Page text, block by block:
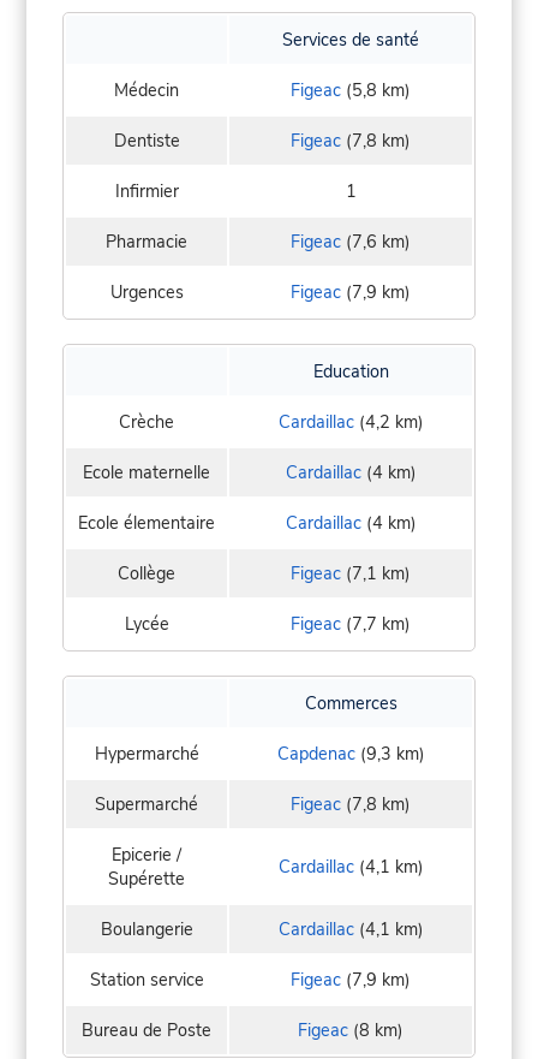
Services de santé
Médecin Figeac (5,8 km)
Dentiste Figeac (7,8 km)
Infirmier 1
Pharmacie Figeac (7,6 km)
Urgences Figeac (7,9 km)
Education
Crèche Cardaillac(4,2 km)
Ecole maternelle Cardaillac(4 km)
Ecole élementaire Cardaillac(4 km)
Collège Figeac (7,1 km)
Lycée Figeac (7,7 km)
Commerces
Hypermarché Capdenac(9,3 km)
Supermarché Figeac (7,8 km)
Epicerie /
Supérette
Cardaillac(4,1 km)
Boulangerie Cardaillac(4,1 km)
Station service Figeac (7,9 km)
Bureau de Poste Figeac (8 km)